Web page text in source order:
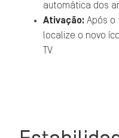
automática dos
Ativação: Após o
localize o novo
TV.